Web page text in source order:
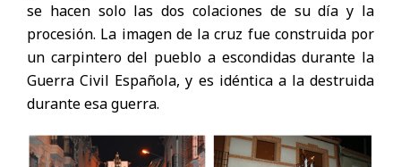
se hacen solo las dos colaciones de su día y la
procesión. La imagen de la cruz fue construida por
un carpintero del pueblo a escondidas durante la
Guerra Civil Española, y es idéntica a la destruida
durante esa guerra.